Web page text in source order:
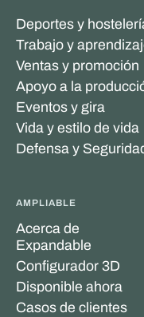
Deportes y
Trabajo y
Ventas y promoción
Apoyo a la
Eventos y gira
Vida y estilo de vida
Defensa y
AMPLIABLE
Acerca de
Expandable
Configurador 3D
Disponible ahora
Casos de clientes